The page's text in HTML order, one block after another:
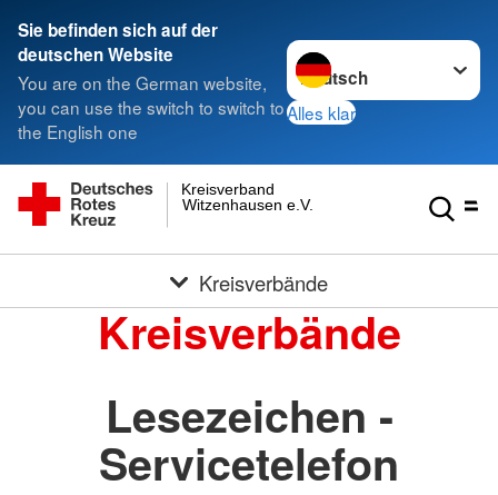
Sie befinden sich auf der
deutschen Website
You are on the German website,
you can use the switch to switch to
the English one
Sprache wechseln zu
Alles klar
Witzenhausen e.V.
Kreisverband
Kreisverbände
Kreisverbände
Lesezeichen -
Servicetelefon